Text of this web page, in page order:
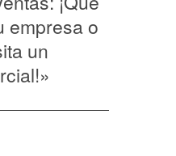
empresa o
un
»